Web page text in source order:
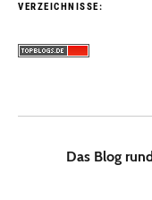
VERZEICHNISSE:
Das Blog